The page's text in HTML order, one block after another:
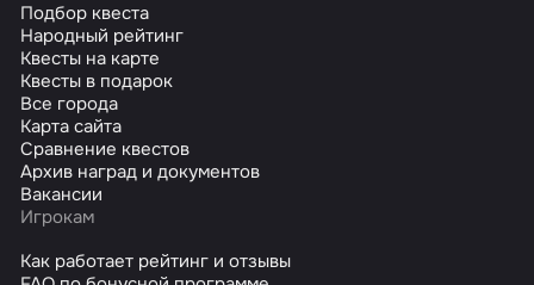
Подбор квеста
Народный рейтинг
Квесты на карте
Квесты в подарок
Все города
Карта сайта
Сравнение квестов
Архив наград и документов
Вакансии
Игрокам
Как работает рейтинг и отзывы